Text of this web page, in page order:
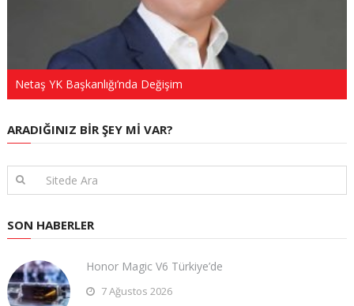
Netaş YK Başkanlığı’nda Değişim
ARADIĞINIZ BIR ŞEY MI VAR?
SON HABERLER
Honor Magic V6 Türkiye’de
7 Ağustos 2026